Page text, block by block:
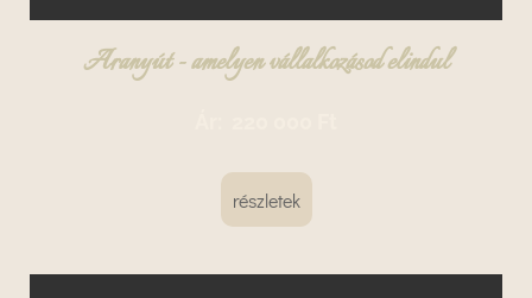
Aranyút - amelyen vállalkozásod elindul
részletek